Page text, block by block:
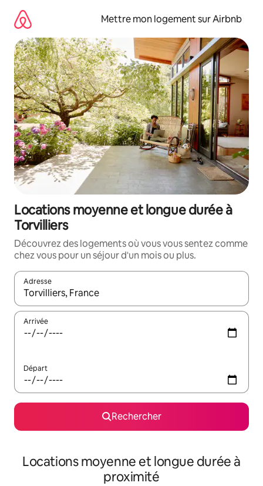
directement
contenu
Mettre mon logement sur Airbnb
Locations moyenne et longue durée à
Torvilliers
Découvrez des logements où vous vous sentez comme
chez vous pour un séjour d'un mois ou plus.
Adresse
Lorsque les résultats s'affichent, utilisez les flèches vers le
Arrivée
Départ
Rechercher
Locations moyenne et longue durée à
proximité